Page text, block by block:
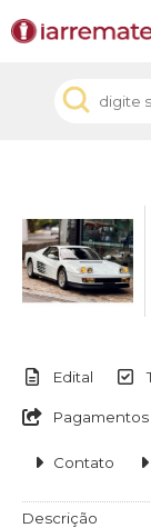
Edital
Pagamentos
Contato
Descrição